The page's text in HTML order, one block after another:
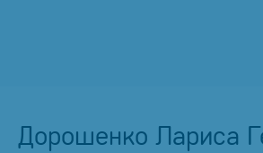
Дорошенко Лариса